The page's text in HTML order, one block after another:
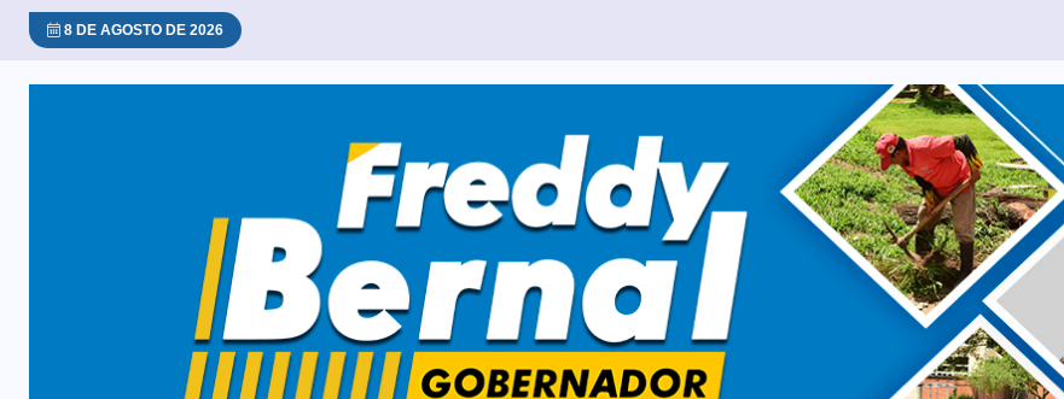
8 DE AGOSTO DE 2026